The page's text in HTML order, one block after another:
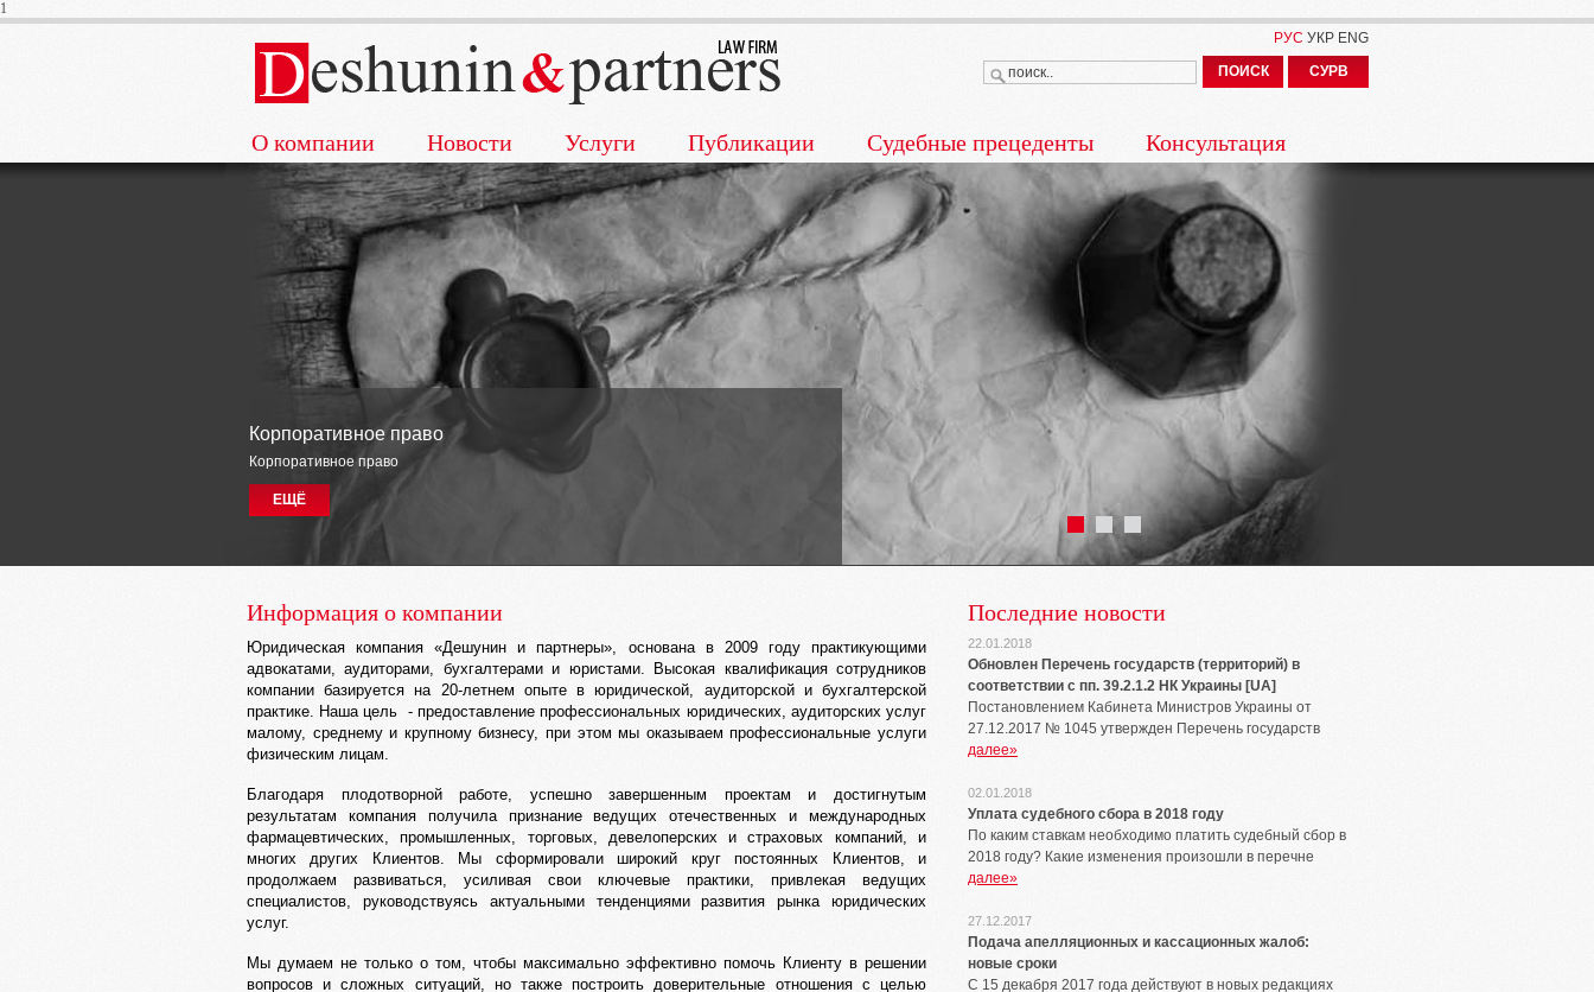
1
РУС УКР ENG
ПОИСК
СУРВ
О компании Новости Услуги Публикации Судебные прецеденты Консультация
Корпоративное право
Корпоративное право
ЕЩЁ
Информация о компании
Юридическая компания «Дешунин и партнеры», основана в 2009 году практикующими
адвокатами, аудиторами, бухгалтерами и юристами. Высокая квалификация сотрудников
компании базируется на 20-летнем опыте в юридической, аудиторской и бухгалтерской
практике. Наша цель - предоставление профессиональных юридических, аудиторских услуг
малому, среднему и крупному бизнесу, при этом мы оказываем профессиональные услуги
физическим лицам.
Благодаря плодотворной работе, успешно завершенным проектам и достигнутым
результатам компания получила признание ведущих отечественных и международных
фармацевтических, промышленных, торговых, девелоперских и страховых компаний, и
многих других Клиентов. Мы сформировали широкий круг постоянных Клиентов, и
продолжаем развиваться, усиливая свои ключевые практики, привлекая ведущих
специалистов, руководствуясь актуальными тенденциями развития рынка юридических
услуг.
Мы думаем не только о том, чтобы максимально эффективно помочь Клиенту в решении
вопросов и сложных ситуаций, но также построить доверительные отношения с целью
Последние новости
22.01.2018
Обновлен Перечень государств (территорий) в
соответствии с пп. 39.2.1.2 НК Украины [UA]
Постановлением Кабинета Министров Украины от
27.12.2017 № 1045 утвержден Перечень государств
далее»
02.01.2018
Уплата судебного сбора в 2018 году
По каким ставкам необходимо платить судебный сбор в
2018 году? Какие изменения произошли в перечне
далее»
27.12.2017
Подача апелляционных и кассационных жалоб:
новые сроки
С 15 декабря 2017 года действуют в новых редакциях